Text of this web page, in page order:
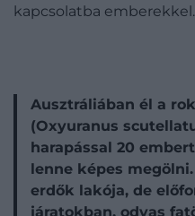
kapcsolatba emberekkel.
Ausztráliában él a
(Oxyuranus
harapással 20
lenne képes
erdők lakója, de
járatokban, odvas